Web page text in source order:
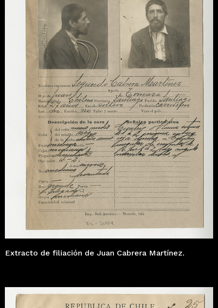
Extracto de filiación de Juan Cabrera Martínez.